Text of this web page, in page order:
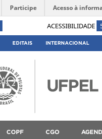
ACESSIBILIDADE
Participe Acesso à
EDITAIS INTERNACIONAL
COPF CGO